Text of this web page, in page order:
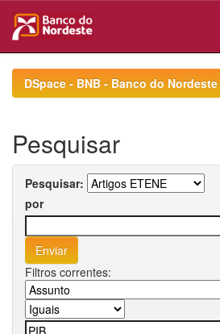
navigationDSpace - BNB - Banco do
Pesquisar
Pesquisar:
por
Filtros correntes: